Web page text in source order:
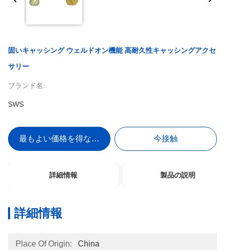
固いキャッシング ウェルドオン機能 高耐久性キャッシングアクセ
サリー
ブランド名:
SWS
最もよい価格を得なさい 今接触
詳細情報 製品の説明
詳細情報
Place Of Origin: China